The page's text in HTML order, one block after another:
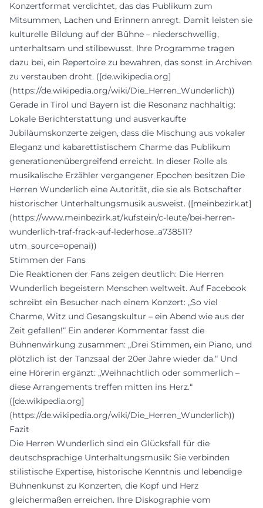
Konzertformat verdichtet, das das Publikum zum
Mitsummen, Lachen und Erinnern anregt. Damit leisten sie
kulturelle Bildung auf der Bühne – niederschwellig,
unterhaltsam und stilbewusst. Ihre Programme tragen
dazu bei, ein Repertoire zu bewahren, das sonst in Archiven
zu verstauben droht. ([de.wikipedia.org]
(https://de.wikipedia.org/wiki/Die_Herren_Wunderlich))
Gerade in Tirol und Bayern ist die Resonanz nachhaltig:
Lokale Berichterstattung und ausverkaufte
Jubiläumskonzerte zeigen, dass die Mischung aus vokaler
Eleganz und kabarettistischem Charme das Publikum
generationenübergreifend erreicht. In dieser Rolle als
musikalische Erzähler vergangener Epochen besitzen Die
Herren Wunderlich eine Autorität, die sie als Botschafter
historischer Unterhaltungsmusik ausweist. ([meinbezirk.at]
(https://www.meinbezirk.at/kufstein/c-leute/bei-herren-
wunderlich-traf-frack-auf-lederhose_a738511?
utm_source=openai))
Stimmen der Fans
Die Reaktionen der Fans zeigen deutlich: Die Herren
Wunderlich begeistern Menschen weltweit. Auf Facebook
schreibt ein Besucher nach einem Konzert: „So viel
Charme, Witz und Gesangskultur – ein Abend wie aus der
Zeit gefallen!“ Ein anderer Kommentar fasst die
Bühnenwirkung zusammen: „Drei Stimmen, ein Piano, und
plötzlich ist der Tanzsaal der 20er Jahre wieder da.“ Und
eine Hörerin ergänzt: „Weihnachtlich oder sommerlich –
diese Arrangements treffen mitten ins Herz.“
([de.wikipedia.org]
(https://de.wikipedia.org/wiki/Die_Herren_Wunderlich))
Fazit
Die Herren Wunderlich sind ein Glücksfall für die
deutschsprachige Unterhaltungsmusik: Sie verbinden
stilistische Expertise, historische Kenntnis und lebendige
Bühnenkunst zu Konzerten, die Kopf und Herz
gleichermaßen erreichen. Ihre Diskographie vom